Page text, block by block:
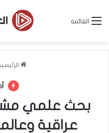
القائمة
بحث علمي
عراقية